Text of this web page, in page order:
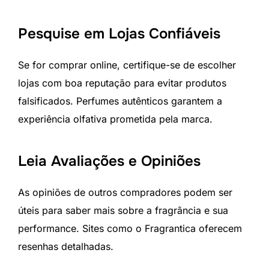
Pesquise em Lojas Confiáveis
Se for comprar online, certifique-se de escolher
lojas com boa reputação para evitar produtos
falsificados. Perfumes autênticos garantem a
experiência olfativa prometida pela marca.
Leia Avaliações e Opiniões
As opiniões de outros compradores podem ser
úteis para saber mais sobre a fragrância e sua
performance. Sites como o Fragrantica oferecem
resenhas detalhadas.